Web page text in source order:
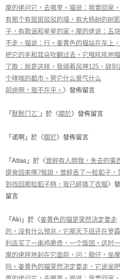
摩的佬问它，去哪里。猫说：我要回家
有那个有斑斑驳驳的墙，有大杨树的树影
子，有歌谣和星星的家。摩的佬说：五
不走。猫说：行。姜黄色的猫站在车上
把它的毛和耳朵吹翻过去，它哦吼吼地
了歌：就是这样，我骑着风神125，辞别
个哮喘的都市。管它什么景气什么
前途啊，我不在乎。 〉發佈留言
「 默默ㄇㄛˋ 」於〈 關於〉發佈留言
「 诺啊 」於〈 關於〉發佈留言
「 Atlas 」於〈曾經有人問我，失去的東
還會回來嗎?我說，曾經丟了一粒釦子，
到找回那粒釦子時，我已經換了衣服〉
留言
「 Aki 」於〈姜黄色的猫是突然決定要走
的，没有什么预兆，它那天下班还在罗
利店买了一串鸡脆骨，一个饭团，这时
摩的佬呼地刹在它面前，问：靓仔，坐
吗。姜黄色的猫突然決定要走，它说坐吧